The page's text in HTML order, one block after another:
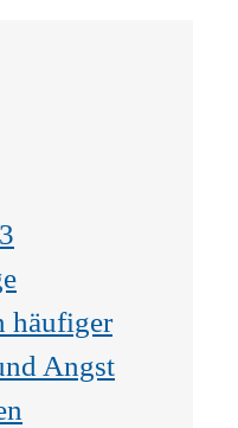
häufiger
Angst